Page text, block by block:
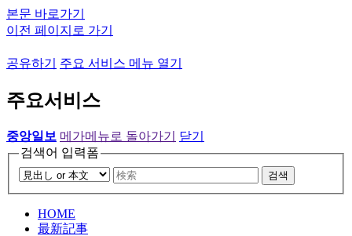
본문 바로가기
이전 페이지로 가기
공유하기 주요 서비스 메뉴 열기
주요서비스
중앙일보 메가메뉴로 돌아가기
닫기
검색어 입력폼
검색
HOME
最新記事